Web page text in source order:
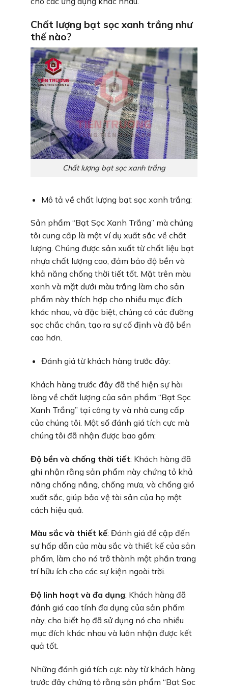
Chất lượng bạt sọc xanh trắng như
thế nào?
Chất lượng bạt sọc xanh trắng
Mô tả về chất lượng bạt sọc xanh trắng:
Sản phẩm “Bạt Sọc Xanh Trắng” mà chúng
tôi cung cấp là một ví dụ xuất sắc về chất
lượng. Chúng được sản xuất từ chất liệu bạt
nhựa chất lượng cao, đảm bảo độ bền và
khả năng chống thời tiết tốt. Mặt trên màu
xanh và mặt dưới màu trắng làm cho sản
phẩm này thích hợp cho nhiều mục đích
khác nhau, và đặc biệt, chúng có các đường
sọc chắc chắn, tạo ra sự cố định và độ bền
cao hơn.
Đánh giá từ khách hàng trước đây:
Khách hàng trước đây đã thể hiện sự hài
lòng về chất lượng của sản phẩm “Bạt Sọc
Xanh Trắng” tại công ty và nhà cung cấp
của chúng tôi. Một số đánh giá tích cực mà
chúng tôi đã nhận được bao gồm:
Độ bền và chống thời tiết: Khách hàng đã
ghi nhận rằng sản phẩm này chứng tỏ khả
năng chống nắng, chống mưa, và chống gió
xuất sắc, giúp bảo vệ tài sản của họ một
cách hiệu quả.
Màu sắc và thiết kế: Đánh giá đề cập đến
sự hấp dẫn của màu sắc và thiết kế của sản
phẩm, làm cho nó trở thành một phần trang
trí hữu ích cho các sự kiện ngoài trời.
Độ linh hoạt và đa dụng: Khách hàng đã
đánh giá cao tính đa dụng của sản phẩm
này, cho biết họ đã sử dụng nó cho nhiều
mục đích khác nhau và luôn nhận được kết
quả tốt.
Những đánh giá tích cực này từ khách hàng
trước đây chứng tỏ rằng sản phẩm “Bạt Sọc